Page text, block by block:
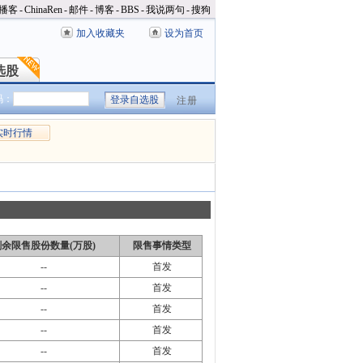
客-ChinaRen-邮件-博客-BBS -我说两句 -搜狗
加入收藏夹 设为首页
股
股
注册
时行情
限售股份数量(万股)
限售事情类型
--
首发
--
首发
--
首发
--
首发
--
首发